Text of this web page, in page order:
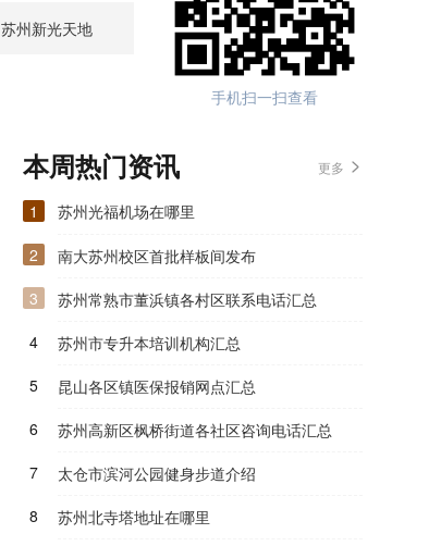
手机扫一扫查看
苏州新光天地
本周热门资讯 更多
1
苏州光福机场在哪里
2
南大苏州校区首批样板间发布
3
苏州常熟市董浜镇各村区联系电话汇总
4
苏州市专升本培训机构汇总
5
昆山各区镇医保报销网点汇总
6
苏州高新区枫桥街道各社区咨询电话汇总
7
太仓市滨河公园健身步道介绍
8
苏州北寺塔地址在哪里